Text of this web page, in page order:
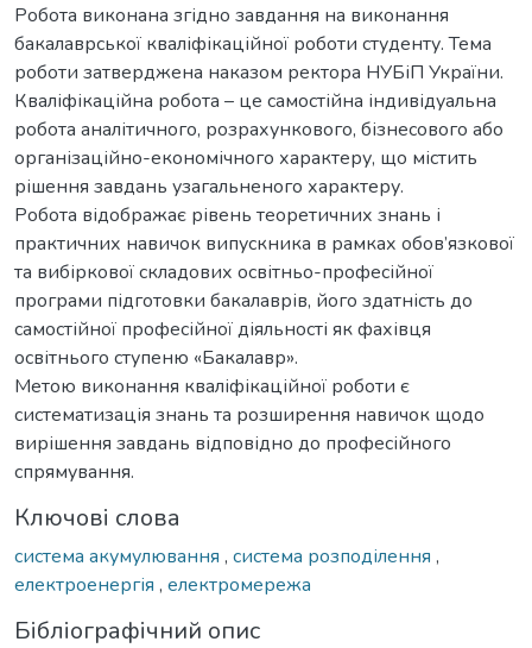
Робота виконана згідно завдання на виконання
бакалаврської кваліфікаційної роботи студенту. Тема
роботи затверджена наказом ректора НУБіП України.
Кваліфікаційна робота – це самостійна індивідуальна
робота аналітичного, розрахункового, бізнесового або
організаційно-економічного характеру, що містить
рішення завдань узагальненого характеру.
Робота відображає рівень теоретичних знань і
практичних навичок випускника в рамках обов’язкової
та вибіркової складових освітньо-професійної
програми підготовки бакалаврів, його здатність до
самостійної професійної діяльності як фахівця
освітнього ступеню «Бакалавр».
Метою виконання кваліфікаційної роботи є
систематизація знань та розширення навичок щодо
вирішення завдань відповідно до професійного
спрямування.
Ключові слова
система акумулювання , система розподілення ,
електроенергія , електромережа
Бібліографічний опис